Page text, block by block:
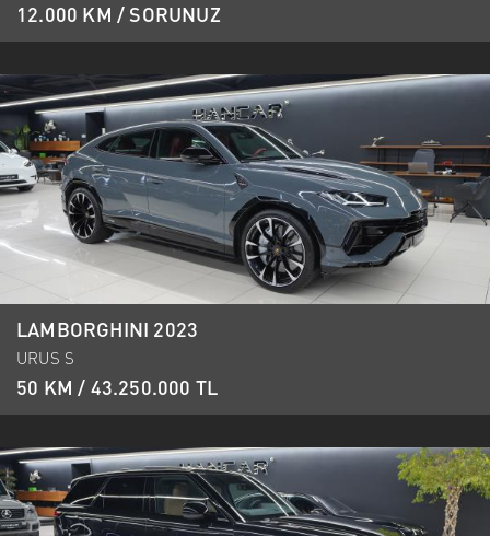
12.000 KM / SORUNUZ
LAMBORGHINI 2023
URUS S
50 KM / 43.250.000 TL